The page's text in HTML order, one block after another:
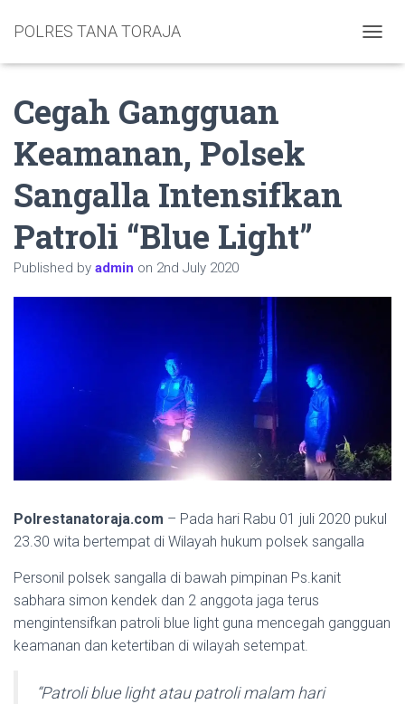
POLRES TANA TORAJA
Cegah Gangguan
Keamanan, Polsek
Sangalla Intensifkan
Patroli “Blue Light”
Published by admin on 2nd July 2020
Polrestanatoraja.com – Pada hari Rabu 01 juli 2020 pukul
23.30 wita bertempat di Wilayah hukum polsek sangalla
Personil polsek sangalla di bawah pimpinan Ps.kanit
sabhara simon kendek dan 2 anggota jaga terus
mengintensifkan patroli blue light guna mencegah gangguan
keamanan dan ketertiban di wilayah setempat.
“Patroli blue light atau patroli malam hari